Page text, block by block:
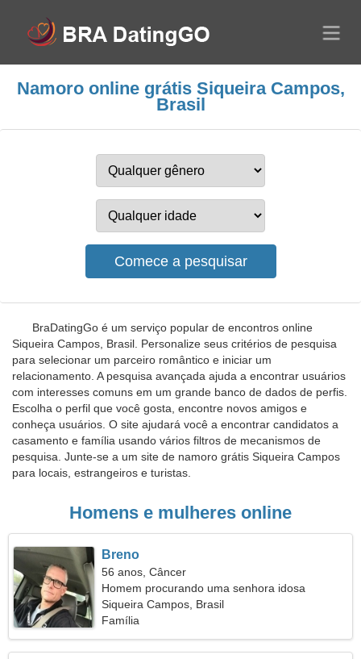
Namoro online grátis Siqueira Campos,
Brasil
BraDatingGo é um serviço popular de encontros online
Siqueira Campos, Brasil. Personalize seus critérios de pesquisa
para selecionar um parceiro romântico e iniciar um
relacionamento. A pesquisa avançada ajuda a encontrar usuários
com interesses comuns em um grande banco de dados de perfis.
Escolha o perfil que você gosta, encontre novos amigos e
conheça usuários. O site ajudará você a encontrar candidatos a
casamento e família usando vários filtros de mecanismos de
pesquisa. Junte-se a um site de namoro grátis Siqueira Campos
para locais, estrangeiros e turistas.
Homens e mulheres online
Breno
56 anos, Câncer
Homem procurando uma senhora idosa
Siqueira Campos, Brasil
Família